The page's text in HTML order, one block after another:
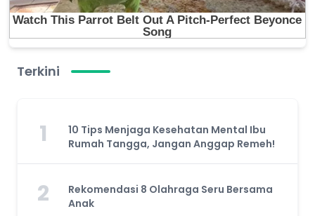
Terkini
1
10 Tips Menjaga Kesehatan Mental Ibu
Rumah Tangga, Jangan Anggap Remeh!
2
Rekomendasi 8 Olahraga Seru Bersama
Anak